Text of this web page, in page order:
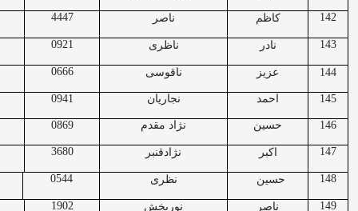
142 کاظم ناصر 4447
143 نادر ناظری 0921
144 عزیز ناقوسی 0666
145 احمد نجاریان 0941
146 حسین نژاد مقدم 0869
147 اکبر نژادقنبر 3680
148 حسین نظری 0544
149 ناصر نوربخش 1902